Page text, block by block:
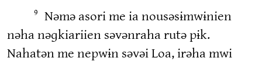
9
Nəmə asori me ia nousəsɨmwɨnien
nəha nəɡkiariien səvənraha rutə pɨk.
Nahatən me nepwɨn səvəi Loa, irəha mwi